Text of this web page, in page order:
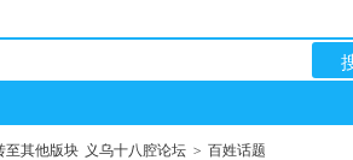
义乌十八腔论坛 > 百姓话题